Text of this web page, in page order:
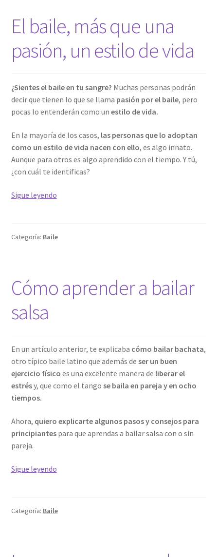
El baile, más que una
pasión, un estilo de vida
¿Sientes el baile en tu sangre? Muchas personas podrán
decir que tienen lo que se llama pasión por el baile, pero
pocas lo entenderán como un estilo de vida.
En la mayoría de los casos, las personas que lo adoptan
como un estilo de vida nacen con ello, es algo innato.
Aunque para otros es algo aprendido con el tiempo. Y tú,
¿con cuál te identificas?
Sigue leyendoEl
una
de
Categoría: Baile
Cómo aprender a bailar
salsa
En un artículo anterior, te explicaba cómo bailar bachata,
otro típico baile latino que además de ser un buen
ejercicio físico es una excelente manera de liberar el
estrésy, que como el tango se baila en pareja y en ocho
tiempos.
Ahora, quiero explicarte algunos pasos y consejos para
principiantespara que aprendas a bailar salsa con o sin
pareja.
Sigue leyendoCómo
salsa
Categoría: Baile